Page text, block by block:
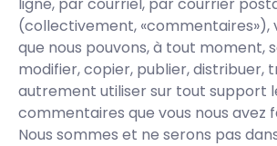
(collectivement, «commentaires»),
que nous pouvons, à tout moment,
modifier, copier, publier, distribuer,
autrement utiliser sur tout support
commentaires que vous nous avez
Nous sommes et ne serons pas